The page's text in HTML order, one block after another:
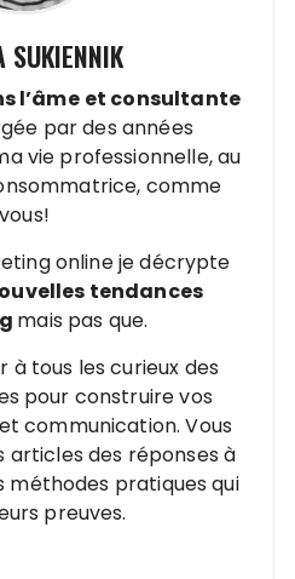
SUKIENNIK
l’âme et consultante
par des années
vie professionnelle, au
comme
vous!
online je décrypte
tendances
mais pas que.
à tous les curieux des
pour construire vos
communication. Vous
articles des réponses à
méthodes pratiques qui
preuves.